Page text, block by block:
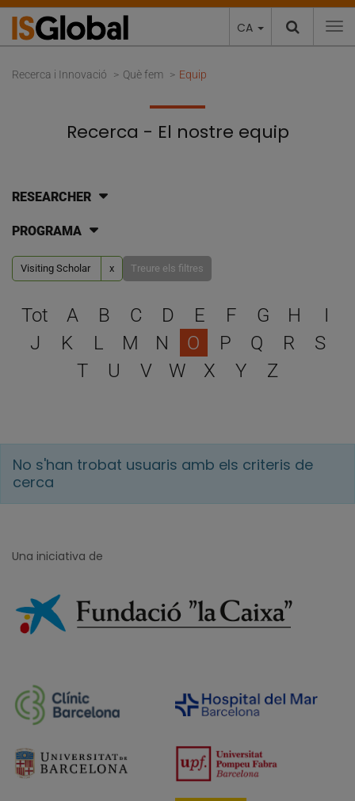
CA
Recerca i Innovació Què fem Equip
Recerca - El nostre equip
RESEARCHER
PROGRAMA
Visiting Scholar x Treure els filtres
Escull una lletra per filtrar
Tot A B C D E F G H
I
J
K L M N O P Q R
S
T
U V W X Y Z
No s'han trobat usuaris amb els criteris de
cerca
Una iniciativa de